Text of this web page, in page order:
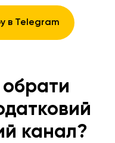
в Telegram
канал?